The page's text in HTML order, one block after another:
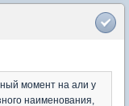
момент на али у
наименования,